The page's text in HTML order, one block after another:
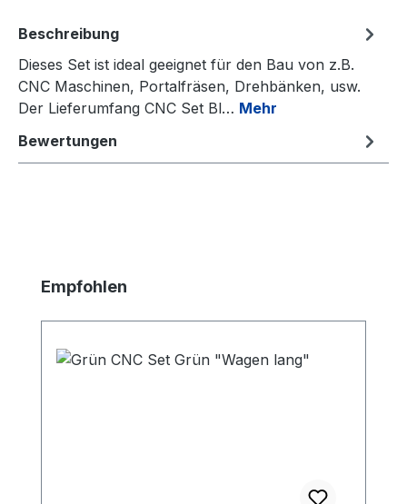
Beschreibung
Dieses Set ist ideal geeignet für den Bau von z.B.
CNC Maschinen, Portalfräsen, Drehbänken, usw.
Der Lieferumfang CNC Set Bl… Mehr
Bewertungen
Produktgalerie überspringen
Empfohlen